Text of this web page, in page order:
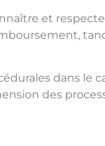
et
dans le
des